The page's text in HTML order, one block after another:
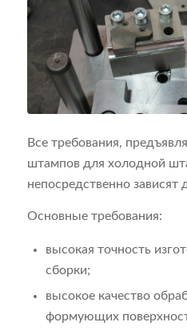
Все требования,
штампов для холодной
непосредственно зависят
Основные требования:
высокая точность
сборки;
высокое качество
формующих